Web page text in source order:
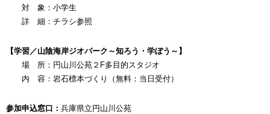
対 象：小学生
詳 細：チラシ参照
【学習／山陰海岸ジオパーク～知ろう・学ぼう～】
場 所：円山川公苑２F多目的スタジオ
内 容：岩石標本づくり（無料：当日受付）
参加申込窓口： 兵庫県立円山川公苑